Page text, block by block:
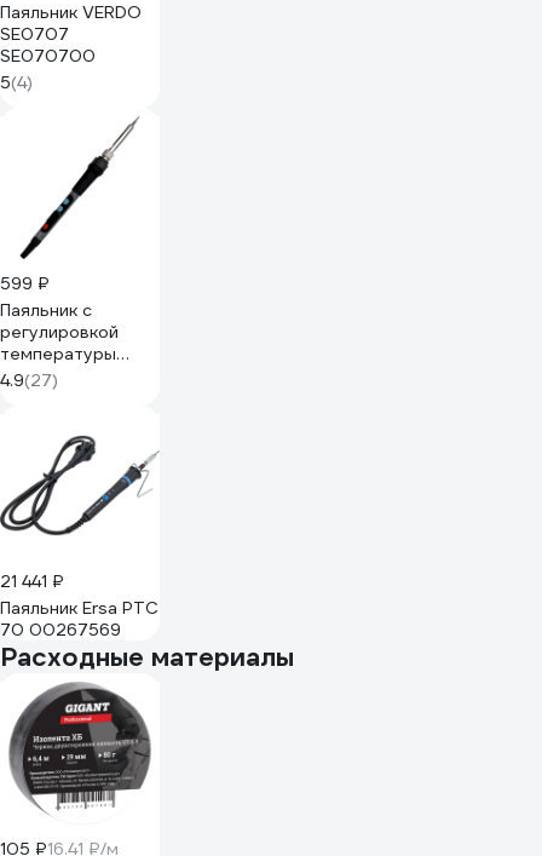
Паяльник VERDO
SE0707
SE070700
5(4)
599 ₽
Паяльник с
регулировкой
температуры
Turbosky PL-2 466
4.9(27)
21 441 ₽
Паяльник Ersa PTC
70 00267569
Расходные материалы
105 ₽16.41 ₽/м